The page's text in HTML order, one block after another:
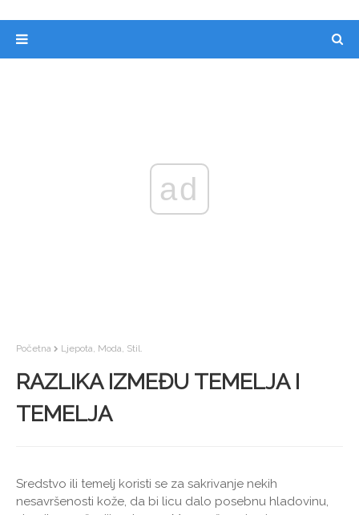
ad
Početna Ljepota, Moda, Stil.
RAZLIKA IZMEĐU TEMELJA I
TEMELJA
Sredstvo ili temelj koristi se za sakrivanje nekih
nesavršenosti kože, da bi licu dalo posebnu hladovinu,